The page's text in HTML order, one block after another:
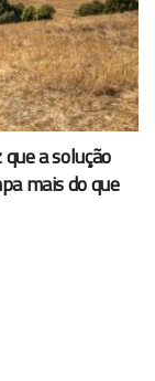
a solução
mais do que